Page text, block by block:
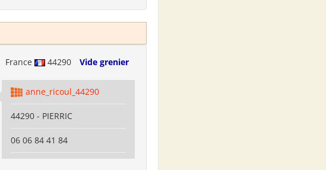
France 44290 Vide grenier
anne_ricoul_44290
44290 - PIERRIC
06 06 84 41 84